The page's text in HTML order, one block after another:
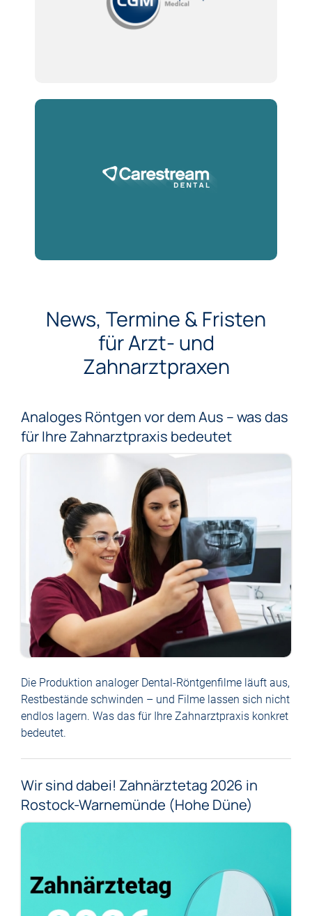
News, Termine & Fristen
für Arzt- und
Zahnarztpraxen
Analoges Röntgen vor dem Aus – was das
für Ihre Zahnarztpraxis bedeutet
Die Produktion analoger Dental-Röntgenfilme läuft aus,
Restbestände schwinden – und Filme lassen sich nicht
endlos lagern. Was das für Ihre Zahnarztpraxis konkret
bedeutet.
Wir sind dabei! Zahnärztetag 2026 in
Rostock-Warnemünde (Hohe Düne)